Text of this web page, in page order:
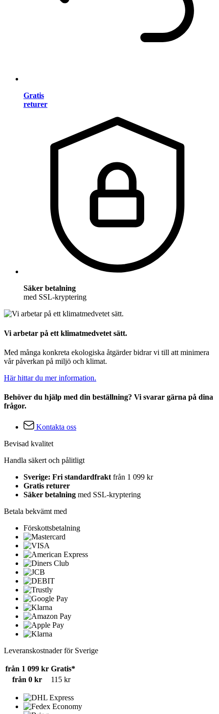
Gratis
returer
Säker betalning
med SSL-kryptering
Vi arbetar på ett klimatmedvetet sätt.
Med många konkreta ekologiska åtgärder bidrar vi till att minimera
vår påverkan på miljö och klimat.
Här hittar du mer information.
Behöver du hjälp med din beställning? Vi svarar gärna på dina
frågor.
Kontakta oss
Bevisad kvalitet
Handla säkert och pålitligt
Sverige: Fri standardfrakt från 1 099 kr
Gratis returer
Säker betalning med SSL-kryptering
Betala bekvämt med
Förskottsbetalning
Leveranskostnader för Sverige
från 1 099 kr Gratis*
från 0 kr
115 kr